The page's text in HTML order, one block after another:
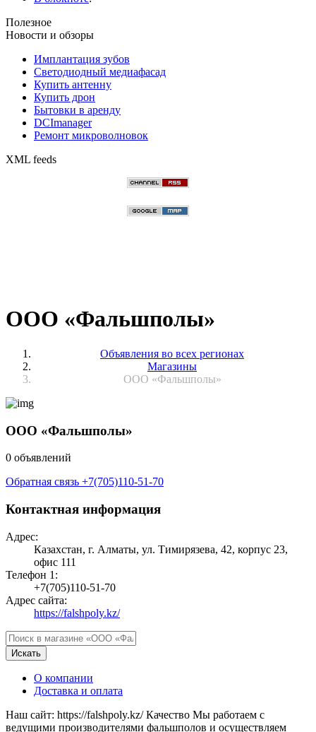
Полезное
Новости и обзоры
Имплантация зубов
Светодиодный медиафасад
Купить антенну
Купить дрон
Бытовки в аренду
DCImanager
Ремонт микроволновок
XML feeds
ООО «Фальшполы»
Объявления во всех регионах
Магазины
ООО «Фальшполы»
ООО «Фальшполы»
0 объявлений
Обратная связь +7(705)110-51-70
Контактная информация
Адрес:
Казахстан, г. Алматы, ул. Тимирязева, 42, корпус 23,
офис 111
Телефон 1:
+7(705)110-51-70
Адрес сайта:
https://falshpoly.kz/
Искать
О компании
Доставка и оплата
Наш сайт: https://falshpoly.kz/ Качество Мы работаем с
ведущими производителями фальшполов и осуществляем